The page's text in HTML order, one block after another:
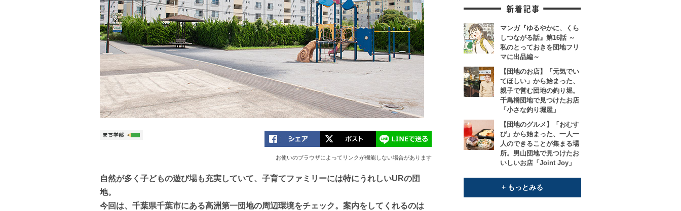
お使いのブラウザによってリンクが機能しない場合があります
自然が多く子どもの遊び場も充実していて、子育てファミリーには特にうれしいURの団
地。
今回は、千葉県千葉市にある高洲第一団地の周辺環境をチェック。案内をしてくれるのは
マンガ『ゆるやかに、くら
しつながる話』第16話 ～
私のとっておきを団地フリ
マに出品編～
【団地のお店】「元気でい
てほしい」から始まった、
親子で営む団地の釣り堀。
千鳥橋団地で見つけたお店
「小さな釣り堀屋」
【団地のグルメ】「おむす
び」から始まった、一人一
人のできることが集まる場
所。男山団地で見つけたお
いしいお店「Joint Joy」
+ もっとみる